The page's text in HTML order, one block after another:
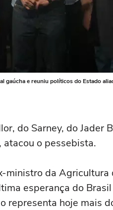
gaúcha e reuniu políticos do Estado
do Sarney, do Jader
atacou o pessebista.
ministro da Agricultura
esperança do
representa hoje mais